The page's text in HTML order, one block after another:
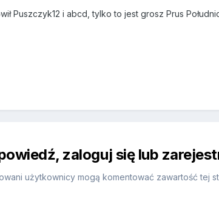
Puszczyk12 i abcd, tylko to jest grosz Prus
zaloguj się lub
użytkownicy mogą komentować zawartość tej